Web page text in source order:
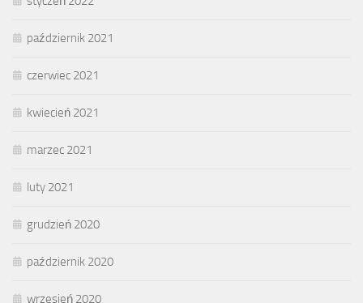
październik 2021
czerwiec 2021
kwiecień 2021
marzec 2021
luty 2021
grudzień 2020
październik 2020
wrzesień 2020